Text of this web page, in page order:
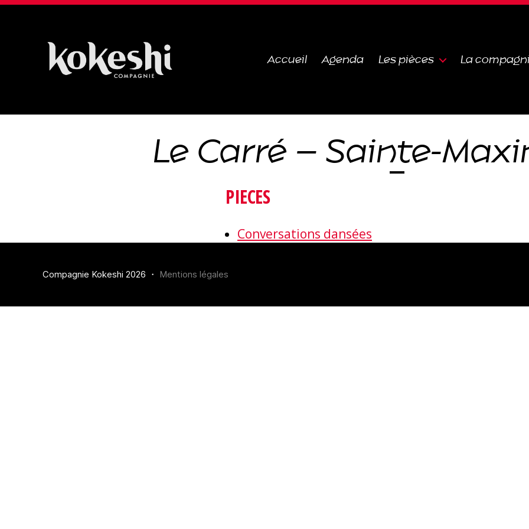
Accueil Agenda Les pièces La
Le Carré – Sainte-
PIECES
Conversations dansées
Compagnie Kokeshi 2026 ・ Mentions légales